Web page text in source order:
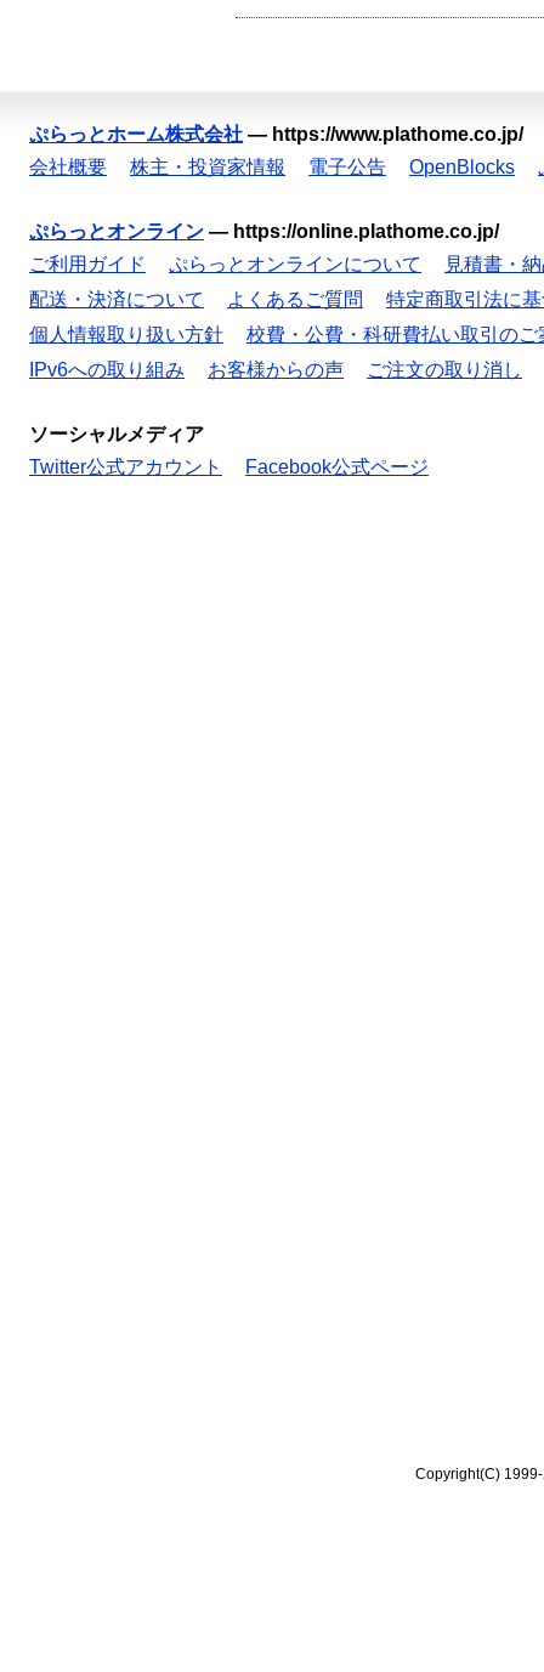
ぷらっとホーム株式会社 — https://www.plathome.co.jp/
会社概要
株主・投資家情報 電子公告 OpenBlocks
ぷらっとオンライン — https://online.plathome.co.jp/
ご利用ガイド
ぷらっとオンラインについて
見積書・
配送・決済について
よくあるご質問
特定商取引法に
個人情報取り扱い方針
校費・公費・科研費払い取引のご
IPv6への取り組み
お客様からの声 ご注文の取り消し
ソーシャルメディア
Twitter公式アカウント
Facebook公式ページ
Copyright(C)